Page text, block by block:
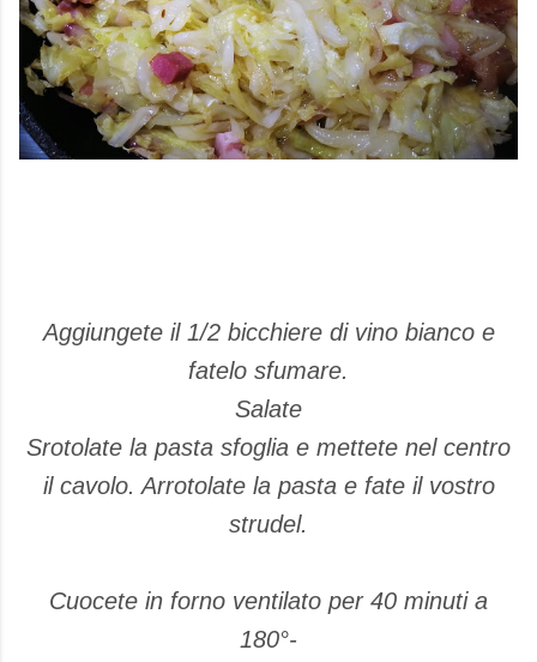
Aggiungete il 1/2 bicchiere di vino bianco e
fatelo sfumare.
Salate
Srotolate la pasta sfoglia e mettete nel centro
il cavolo. Arrotolate la pasta e fate il vostro
strudel.
Cuocete in forno ventilato per 40 minuti a
180°-